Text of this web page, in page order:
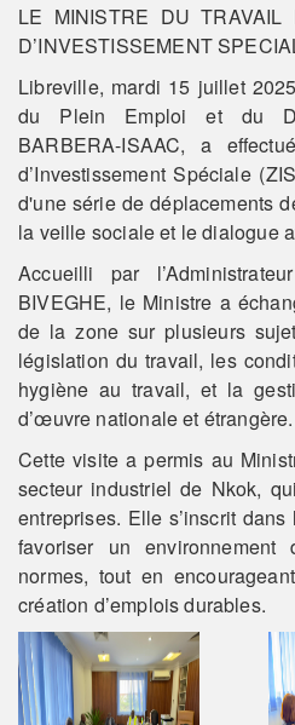
LE MINISTRE DU
D’INVESTISSEMENT
Libreville, mardi 15 juillet
du Plein Emploi et du
BARBERA-ISAAC, a
d’Investissement Spéciale
d'une série de déplacements
la veille sociale et le dialogue
Accueilli par
BIVEGHE, le Ministre a
de la zone sur plusieurs
législation du travail, les
hygiène au travail, et la
d’œuvre nationale et étrangère.
Cette visite a permis au
secteur industriel de Nkok,
entreprises. Elle s’inscrit
favoriser un
normes, tout en
création d’emplois durables.